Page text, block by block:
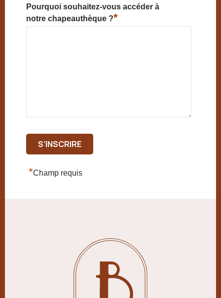
Pourquoi souhaitez-vous accéder à
notre chapeauthèque ?*
*Champ requis